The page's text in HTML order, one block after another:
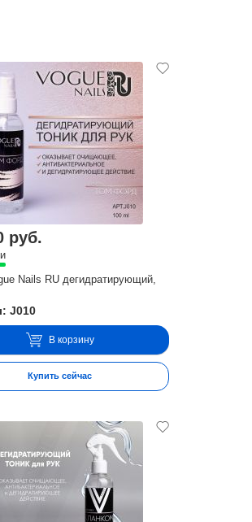
руб.
Nails RU дегидратирующий,
J010
В корзину
Купить сейчас